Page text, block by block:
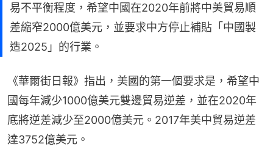
易不平衡程度，希望中國在2020年前將中美貿易順
差縮窄2000億美元，並要求中方停止補貼「中國製
造2025」的行業。
《華爾街日報》指出，美國的第一個要求是，希望中
國每年減少1000億美元雙邊貿易逆差，並在2020年
底將逆差減少至2000億美元。2017年美中貿易逆差
達3752億美元。